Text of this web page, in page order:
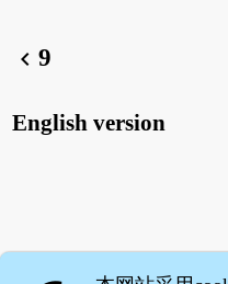
chevron_left9
English version